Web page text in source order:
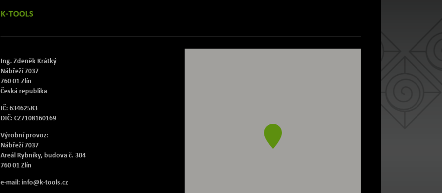
K-TOOLS
Ing. Zdeněk Krátký
Nábřeží 7037
760 01 Zlín
Česká republika
IČ: 63462583
DIČ: CZ7108160169
Výrobní provoz:
Nábřeží 7037
Areál Rybníky, budova č. 304
760 01 Zlín
e-mail: info@k-tools.cz